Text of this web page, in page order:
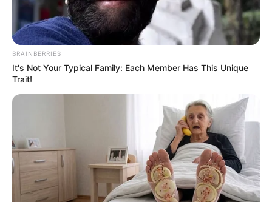
Dernière mise à jour le31 mai 2026 à 15:04
BRAINBERRIES
It's Not Your Typical Family: Each Member Has This Unique
Trait!